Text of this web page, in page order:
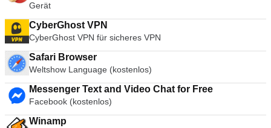
Gerät
CyberGhost VPN
CyberGhost VPN für sicheres VPN
Safari Browser
Weltshow Language (kostenlos)
Messenger Text and Video Chat for Free
Facebook (kostenlos)
Winamp